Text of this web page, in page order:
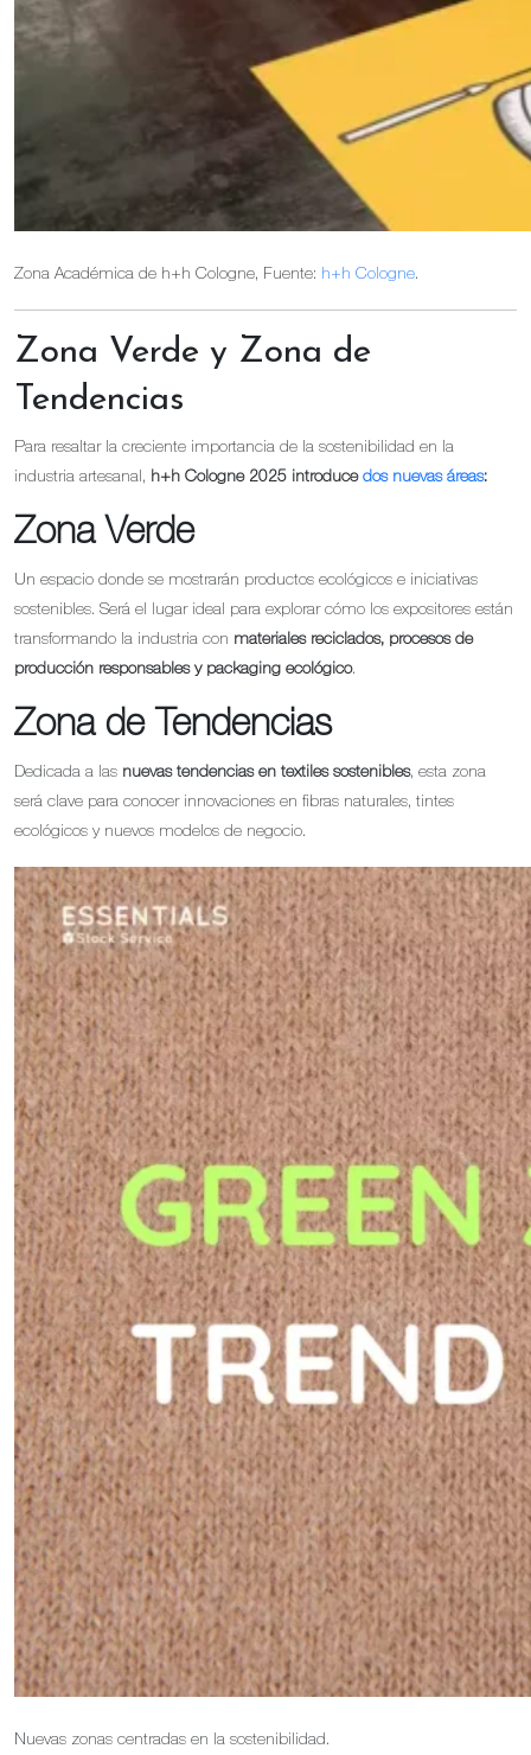
Zona Académica de h+h Cologne, Fuente: h+h Cologne.
Zona Verde y Zona de
Tendencias
Para resaltar la creciente importancia de la sostenibilidad en la
industria artesanal, h+h Cologne 2025 introduce dos nuevas áreas:
Zona Verde
Un espacio donde se mostrarán productos ecológicos e iniciativas
sostenibles. Será el lugar ideal para explorar cómo los expositores están
transformando la industria con materiales reciclados, procesos de
producción responsables y packaging ecológico.
Zona de Tendencias
Dedicada a las nuevas tendencias en textiles sostenibles, esta zona
será clave para conocer innovaciones en fibras naturales, tintes
ecológicos y nuevos modelos de negocio.
Nuevas zonas centradas en la sostenibilidad.